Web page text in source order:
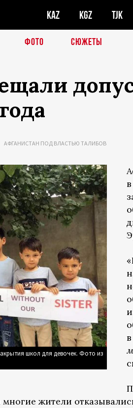
KAZ KGZ TJK
ФОТО СЮЖЕТЫ
АФГАНИСТАН ПОД ВЛАСТЬЮ ТАЛИБОВ
школ для девочек. Фото из
жители